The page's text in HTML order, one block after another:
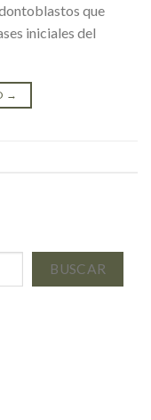
que
iniciales del
→
BUSCAR